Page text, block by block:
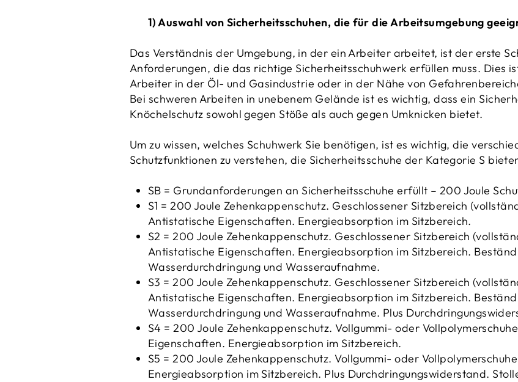
1) Auswahl von Sicherheitsschuhen, die für die Arbeitsumgebung
Das Verständnis der Umgebung, in der ein Arbeiter arbeitet, ist der erste
Anforderungen, die das richtige Sicherheitsschuhwerk erfüllen muss. Dies
Arbeiter in der Öl- und Gasindustrie oder in der Nähe von
Bei schweren Arbeiten in unebenem Gelände ist es wichtig, dass ein
Knöchelschutz sowohl gegen Stöße als auch gegen Umknicken bietet.
Um zu wissen, welches Schuhwerk Sie benötigen, ist es wichtig, die
Schutzfunktionen zu verstehen, die Sicherheitsschuhe der Kategorie S
SB = Grundanforderungen an Sicherheitsschuhe erfüllt – 200 Joule
S1 = 200 Joule Zehenkappenschutz. Geschlossener Sitzbereich
Antistatische Eigenschaften. Energieabsorption im Sitzbereich.
S2 = 200 Joule Zehenkappenschutz. Geschlossener Sitzbereich
Antistatische Eigenschaften. Energieabsorption im Sitzbereich.
Wasserdurchdringung und Wasseraufnahme.
S3 = 200 Joule Zehenkappenschutz. Geschlossener Sitzbereich
Antistatische Eigenschaften. Energieabsorption im Sitzbereich.
Wasserdurchdringung und Wasseraufnahme. Plus
S4 = 200 Joule Zehenkappenschutz. Vollgummi- oder
Eigenschaften. Energieabsorption im Sitzbereich.
S5 = 200 Joule Zehenkappenschutz. Vollgummi- oder
Energieabsorption im Sitzbereich. Plus Durchdringungswiderstand.